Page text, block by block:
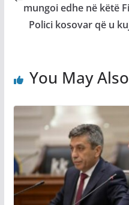
mungoi edhe në këtë
Polici kosovar që u
You May